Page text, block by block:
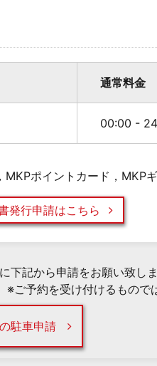
通常料金
00:00 -
ポイントカード，MKP
発行申請はこちら
下記から申請をお願い致し
※ご予約を受け付けるもので
駐車申請